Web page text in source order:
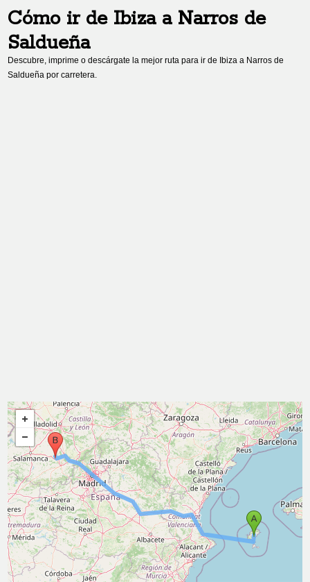
Cómo ir de Ibizaa Narros de
Saldueña
Descubre, imprime o descárgate la mejor ruta para ir de Ibiza a Narros de
Saldueña por carretera.